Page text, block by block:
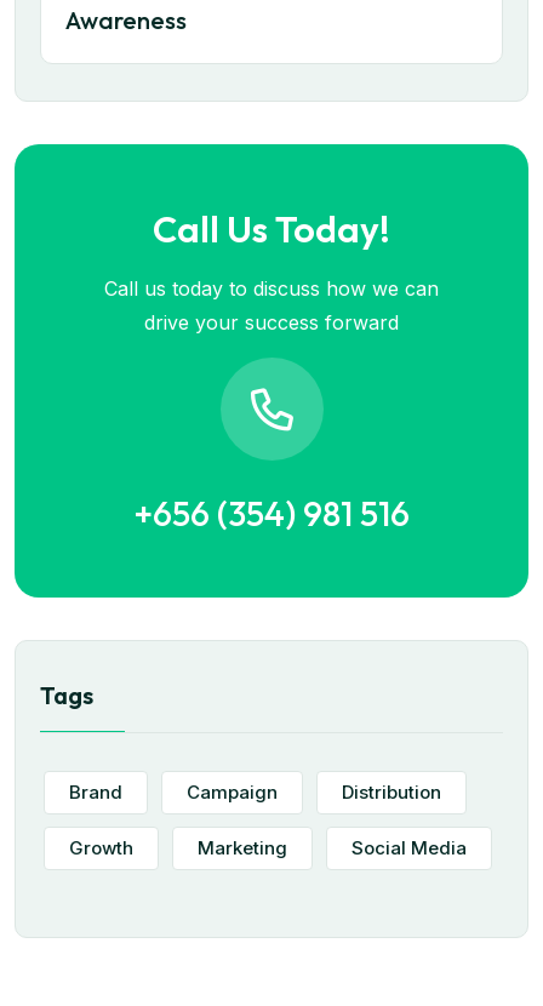
Awareness
Call Us Today!
Call us today to discuss how we can
drive your success forward
+656 (354) 981 516
Tags
Brand Campaign Distribution
Growth Marketing Social Media